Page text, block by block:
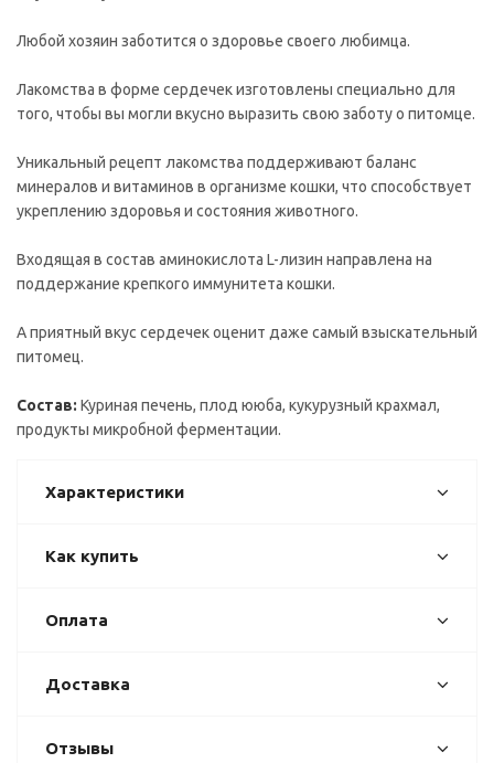
Любой хозяин заботится о здоровье своего любимца.
Лакомства в форме сердечек изготовлены специально для
того, чтобы вы могли вкусно выразить свою заботу о питомце.
Уникальный рецепт лакомства поддерживают баланс
минералов и витаминов в организме кошки, что способствует
укреплению здоровья и состояния животного.
Входящая в состав аминокислота L-лизин направлена на
поддержание крепкого иммунитета кошки.
А приятный вкус сердечек оценит даже самый взыскательный
питомец.
Состав: Куриная печень, плод ююба, кукурузный крахмал,
продукты микробной ферментации.
Характеристики
Как купить
Оплата
Доставка
Отзывы